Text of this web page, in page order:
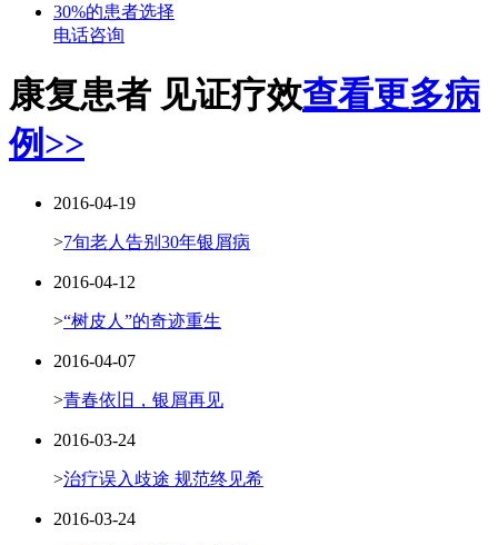
30%的患者选择
电话咨询
康复患者 见证疗效查看更多病
例>>
2016-04-19
>7旬老人告别30年银屑病
2016-04-12
>“树皮人”的奇迹重生
2016-04-07
>青春依旧，银屑再见
2016-03-24
>治疗误入歧途 规范终见希
2016-03-24